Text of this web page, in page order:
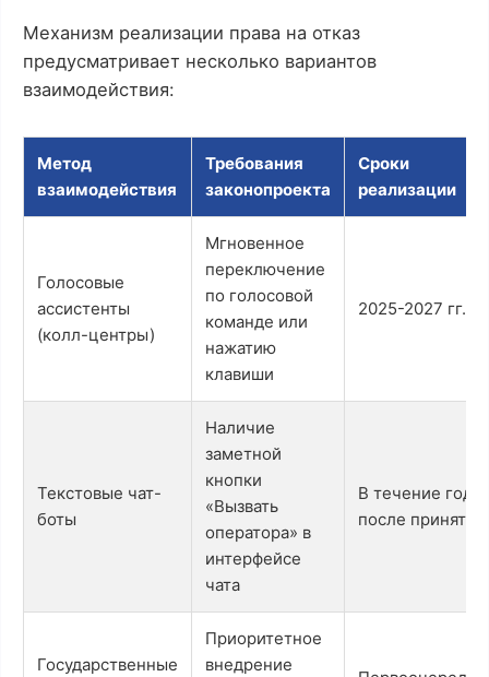
Механизм реализации права на отказ
предусматривает несколько вариантов
взаимодействия:
Метод
взаимодействия
Требования
законопроекта
Сроки
реализации
Голосовые
ассистенты
(колл-центры)
Мгновенное
переключение
по голосовой
команде или
нажатию
клавиши
2025-2027 гг.
Текстовые чат-
боты
Наличие
заметной
кнопки
«Вызвать
оператора» в
интерфейсе
чата
В течение года
после принятия
Государственные
Приоритетное
внедрение